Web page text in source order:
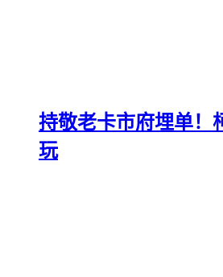
持敬老卡市府埋单！
玩